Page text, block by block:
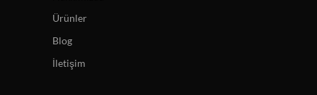
Ürünler
Blog
İletişim